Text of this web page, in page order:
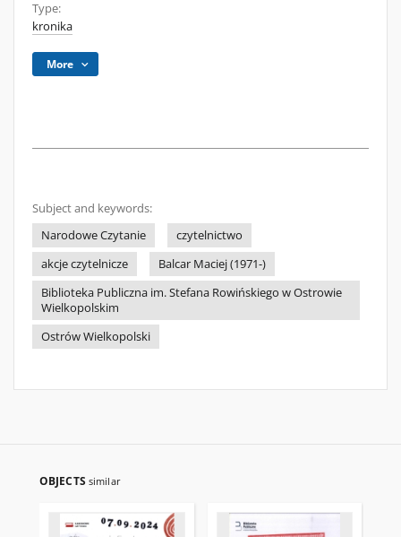
Type:
kronika
More
Subject and keywords:
Narodowe Czytanie
czytelnictwo
akcje czytelnicze
Balcar Maciej (1971-)
Biblioteka Publiczna im. Stefana Rowińskiego w Ostrowie
Wielkopolskim
Ostrów Wielkopolski
OBJECTS similar